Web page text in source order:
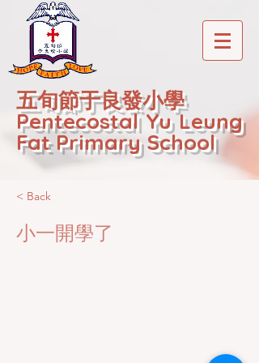
五旬節于良發小學
Pentecostal Yu Leung
Fat Primary School
< Back
小一開學了